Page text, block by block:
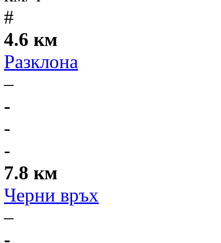
#
4.6 км
Разклона
–
-
-
-
7.8 км
Черни връх
–